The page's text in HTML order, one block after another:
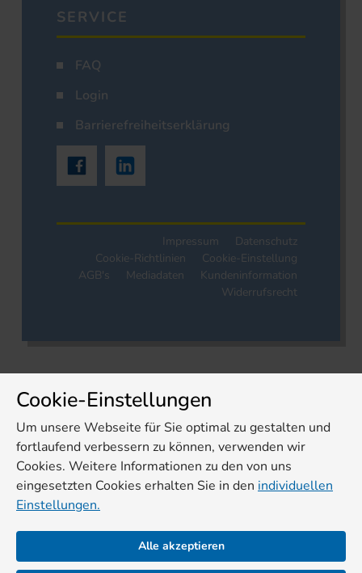
SERVICE
FAQ
Login
Barrierefreiheitserklärung
Impressum
Datenschutz
Cookie-Richtlinien
Cookie-Einstellung
AGB's
Mediadaten
Kundeninformation
Widerrufsrecht
Cookie-Einstellungen
Um unsere Webseite für Sie optimal zu gestalten und
fortlaufend verbessern zu können, verwenden wir
Cookies. Weitere Informationen zu den von uns
eingesetzten Cookies erhalten Sie in den individuellen
Einstellungen.
Alle akzeptieren